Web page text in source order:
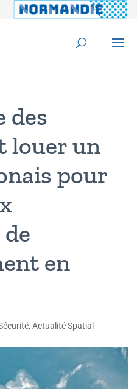
des
louer un
pour
en
, Actualité Spatial